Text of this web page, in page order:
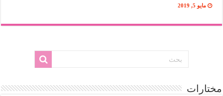
مايو 5, 2019
مختارات